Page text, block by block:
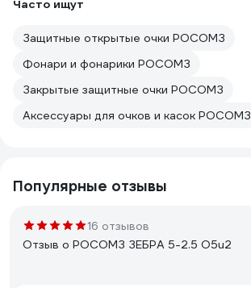
Часто ищут
Защитные открытые очки РОСОМЗ
Фонари и фонарики РОСОМЗ
Закрытые защитные очки РОСОМЗ
Аксессуары для очков и касок РОСОМЗ
Популярные отзывы
16 отзывов
Отзыв о РОСОМЗ ЗЕБРА 5-2.5 О5u2